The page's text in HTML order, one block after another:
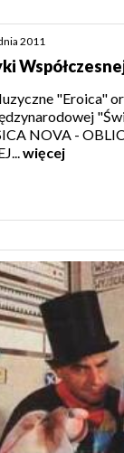
2011
"Eroica"
NOVA -
więcej